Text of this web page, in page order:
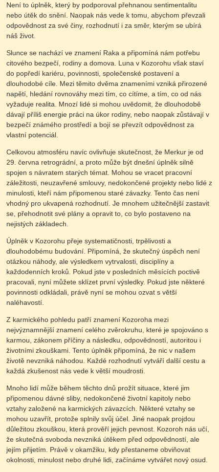
Není to úplněk, který by podporoval přehnanou sentimentalitu
nebo útěk do snění. Naopak nás vede k tomu, abychom převzali
odpovědnost za své činy, rozhodnutí i za směr, kterým se ubírá
náš život.
Slunce se nachází ve znamení Raka a připomíná nám potřebu
citového bezpečí, rodiny a domova. Luna v Kozorohu však staví
do popředí kariéru, povinnosti, společenské postavení a
dlouhodobé cíle. Mezi těmito dvěma znameními vzniká přirozené
napětí, hledání rovnováhy mezi tím, co cítíme, a tím, co od nás
vyžaduje realita. Mnozí lidé si mohou uvědomit, že dlouhodobě
dávají příliš energie práci na úkor rodiny, nebo naopak zůstávají v
bezpečí známého prostředí a bojí se převzít odpovědnost za
vlastní potenciál.
Celkovou atmosféru navíc ovlivňuje skutečnost, že Merkur je od
29. června retrográdní, a proto může být dnešní úplněk silně
spojen s návratem starých témat. Mohou se vracet pracovní
záležitosti, neuzavřené smlouvy, nedokončené projekty nebo lidé z
minulosti, kteří nám připomenou staré závazky. Tento čas není
vhodný pro ukvapená rozhodnutí. Je mnohem užitečnější zastavit
se, přehodnotit své plány a opravit to, co bylo postaveno na
nejistých základech.
Úplněk v Kozorohu přeje systematičnosti, trpělivosti a
dlouhodobému budování. Připomíná, že skutečný úspěch není
otázkou náhody, ale výsledkem vytrvalosti, disciplíny a
každodenních kroků. Pokud jste v posledních měsících poctivě
pracovali, nyní můžete sklízet první výsledky. Pokud jste některé
povinnosti odkládali, právě nyní se mohou ozvat s větší
naléhavostí.
Z karmického pohledu patří znamení Kozoroha mezi
nejvýznamnější znamení celého zvěrokruhu, které je spojováno s
karmou, zákonem příčiny a následku, odpovědností, autoritou i
životními zkouškami. Tento úplněk připomíná, že nic v našem
životě nevzniká náhodou. Každé rozhodnutí vytváří další cestu a
každá zkušenost nás vede k větší moudrosti.
Mnoho lidí může během těchto dnů prožít situace, které jim
připomenou dávné sliby, nedokončené životní kapitoly nebo
vztahy založené na karmických závazcích. Některé vztahy se
mohou uzavřít, protože splnily svůj účel. Jiné naopak projdou
důležitou zkouškou, která prověří jejich pevnost. Kozoroh nás učí,
že skutečná svoboda nevzniká útěkem před odpovědností, ale
jejím přijetím. Právě v okamžiku, kdy přestaneme obviňovat
okolnosti, minulost nebo druhé lidi, začínáme vytvářet nový osud.